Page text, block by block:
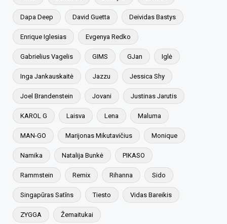
Dapa Deep David Guetta Deividas Bastys
Enrique Iglesias Evgenya Redko
Gabrielius Vagelis GIMS GJan Iglė
Inga Jankauskaitė Jazzu Jessica Shy
Joel Brandenstein Jovani Justinas Jarutis
KAROL G Laisva Lena Maluma
MAN-GO Marijonas Mikutavičius Monique
Namika Natalija Bunkė PIKASO
Rammstein Remix Rihanna Sido
Singapūras Satīns Tiesto Vidas Bareikis
ZYGGA Žemaitukai